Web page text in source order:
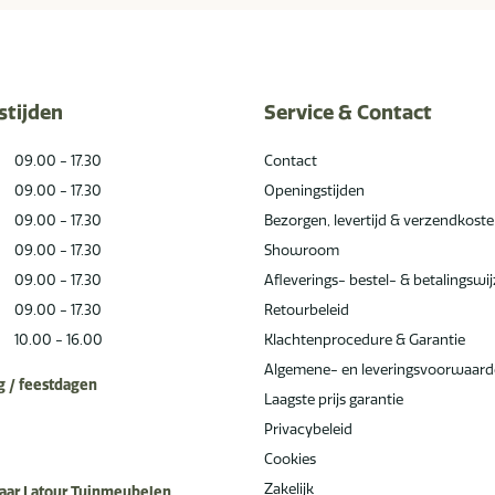
09.00 - 17.30
09.00 - 17.30
09.00 - 17.30
09.00 - 17.30
09.00 - 17.30
09.00 - 17.30
10.00 - 16.00
/ feestdagen
Latour Tuinmeubelen
Service & Contact
Contact
Openingstijden
Bezorgen, levertijd &
Showroom
Afleverings- bestel- &
Retourbeleid
Klachtenprocedure & Garantie
Algemene- en
Laagste prijs garantie
Privacybeleid
Cookies
Zakelijk